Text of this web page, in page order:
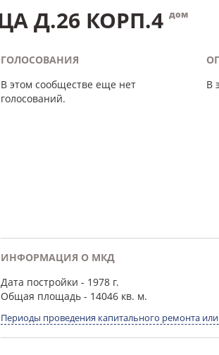
Д.26 КОРП.4 дом
ГОЛОСОВАНИЯ
В этом сообществе еще нет
голосований.
В
ИНФОРМАЦИЯ О МКД
Дата постройки - 1978 г.
Общая площадь- 14046 кв. м.
Периоды проведения капитального ремонта